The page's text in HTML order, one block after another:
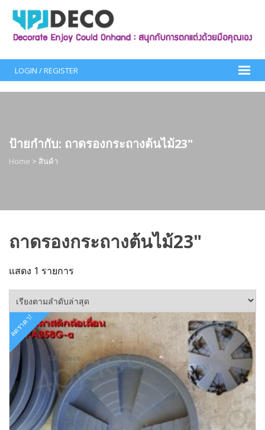
content
LOGIN / REGISTER
ป้ายกำกับ: ถาดรองกระถางต้นไม้23"
Home > สินค้า
ถาดรองกระถางต้นไม้23"
แสดง 1 รายการ
ลดราคา!